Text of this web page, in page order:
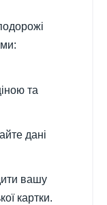
та
дані
вашу
картки.